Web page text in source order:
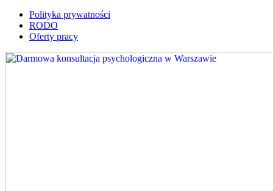
Polityka prywatności
RODO
Oferty pracy